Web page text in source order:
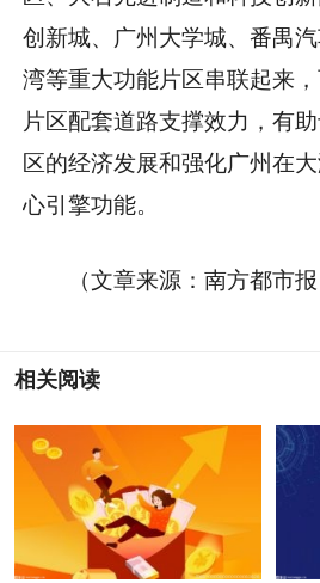
创新城、广州大学城、番禺
湾等重大功能片区串联起来
片区配套道路支撑效力，有
区的经济发展和强化广州在
心引擎功能。
（文章来源：南方都市报
相关阅读